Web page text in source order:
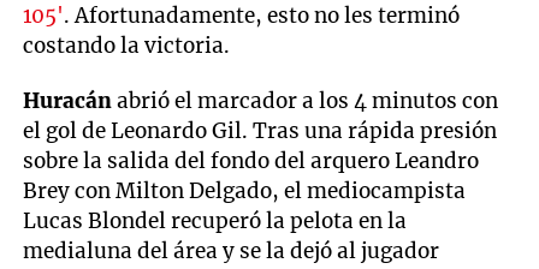
105'. Afortunadamente, esto no les terminó
costando la victoria.
Huracánabrió el marcador a los 4 minutos con
el gol de Leonardo Gil. Tras una rápida presión
sobre la salida del fondo del arquero Leandro
Brey con Milton Delgado, el mediocampista
Lucas Blondel recuperó la pelota en la
medialuna del área y se la dejó al jugador